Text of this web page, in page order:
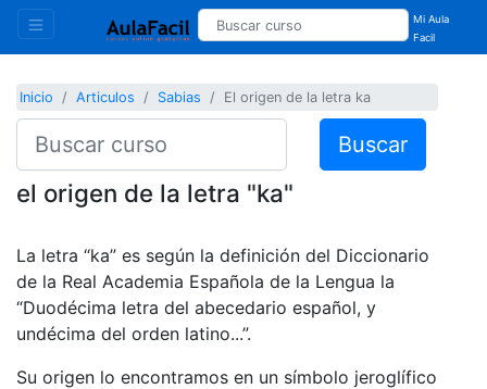
Mi Aula
Facil
Inicio Articulos Sabias El origen de la letra ka
Buscar
el origen de la letra "ka"
La letra “ka” es según la definición del Diccionario
de la Real Academia Española de la Lengua la
“Duodécima letra del abecedario español, y
undécima del orden latino...”.
Su origen lo encontramos en un símbolo jeroglífico